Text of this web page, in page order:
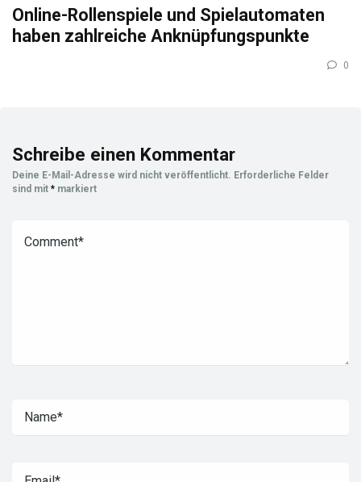
Online-Rollenspiele und Spielautomaten
haben zahlreiche Anknüpfungspunkte
0
Schreibe einen Kommentar
Deine E-Mail-Adresse wird nicht veröffentlicht. Erforderliche Felder
sind mit * markiert